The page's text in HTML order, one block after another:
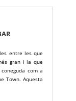
entre les que
gran i la que
com a
Town. Aquesta